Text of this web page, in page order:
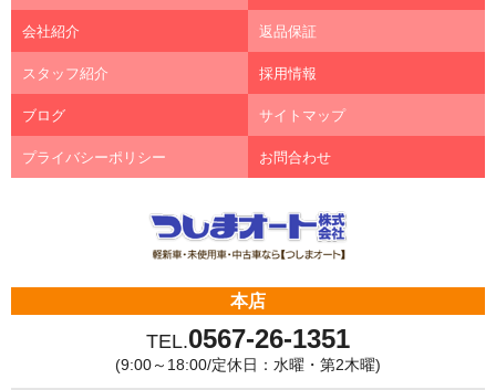
会社紹介 返品保証
スタッフ紹介 採用情報
ブログ サイトマップ
プライバシーポリシー お問合わせ
本店
TEL.0567-26-1351
(9:00～18:00/定休日：水曜・第2木曜)